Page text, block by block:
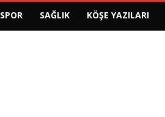
SPOR SAĞLIK KÖŞE YAZILARI